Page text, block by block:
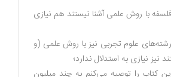
با روش علمی آشنا نیستند هم نیازی
علوم تجربی نیز با روش علمی (و
نیز نیازی به استدلال ندارد؛
کتاب را توصیه می‌کنم به چند میلیون